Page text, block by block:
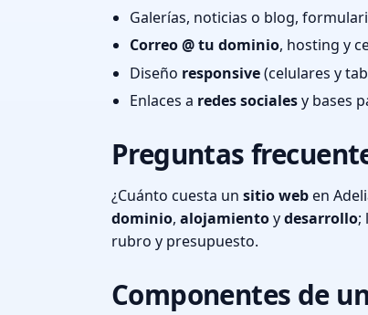
Galerías, noticias o blog,
Correo @ tu dominio, hosting y
Diseño responsive(celulares y
Enlaces a redes socialesy bases
Preguntas
¿Cuánto cuesta un sitio weben
dominio, alojamientoydesarrollo;
rubro y presupuesto.
Componentes de